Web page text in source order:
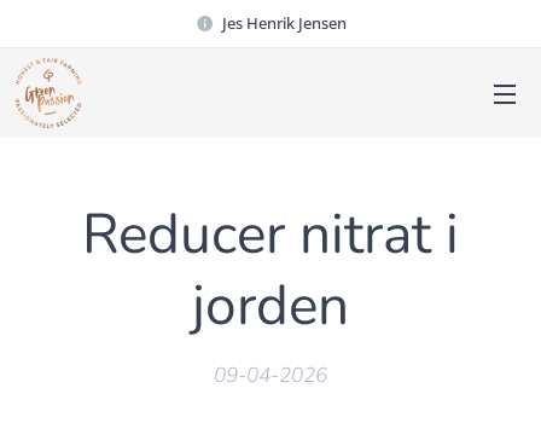
Jes Henrik Jensen
Reducer nitrat i
jorden
09-04-2026